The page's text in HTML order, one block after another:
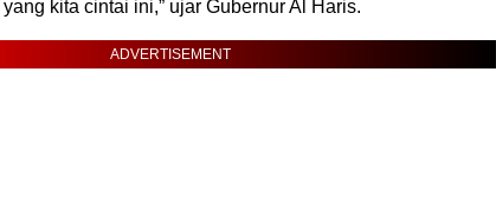
kita cintai ini,” ujar Gubernur Al Haris.
ADVERTISEMENT